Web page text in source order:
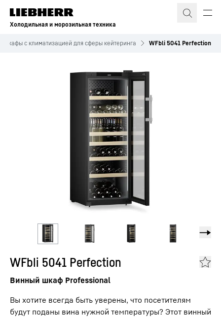
Холодильная и морозильная техника
шкафы с климатизацией для сферы кейтеринга WFbli 5041 Perfection
WFbli 5041 Perfection
Винный шкаф Professional
Вы хотите всегда быть уверены, что посетителям
будут поданы вина нужной температуры? Этот винный